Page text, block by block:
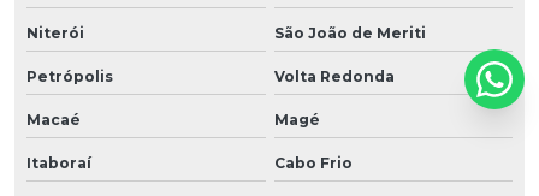
Niterói São João de Meriti
Petrópolis Volta Redonda
Macaé Magé
Itaboraí Cabo Frio